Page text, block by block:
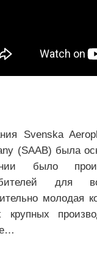
Svenska
(SAAB) была
было
для
молодая
крупных